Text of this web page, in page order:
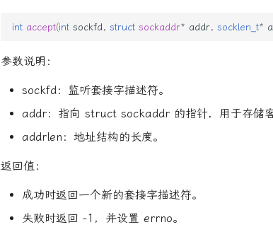
int accept(int sockfd, struct sockaddr* addr, socklen_t*
参数说明：
sockfd：监听套接字描述符。
addr：指向 struct sockaddr 的指针，用于存储客
addrlen：地址结构的长度。
返回值：
成功时返回一个新的套接字描述符。
失败时返回 -1，并设置 errno。